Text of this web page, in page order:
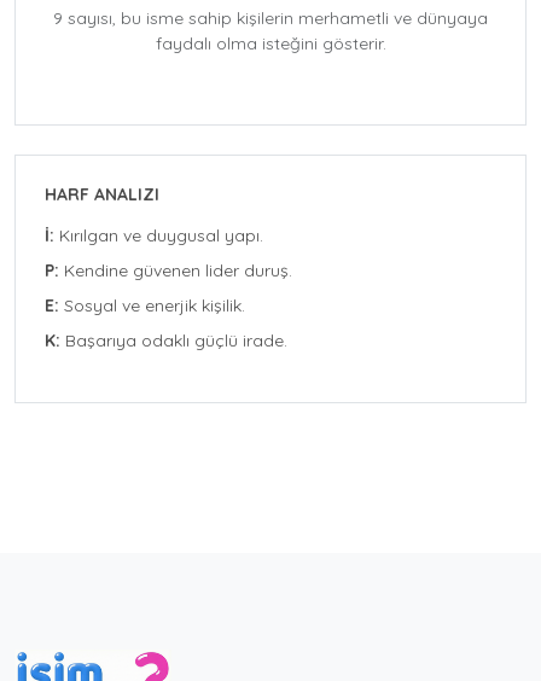
9 sayısı, bu isme sahip kişilerin merhametli ve dünyaya
faydalı olma isteğini gösterir.
HARF ANALIZI
İ: Kırılgan ve duygusal yapı.
P: Kendine güvenen lider duruş.
E: Sosyal ve enerjik kişilik.
K: Başarıya odaklı güçlü irade.